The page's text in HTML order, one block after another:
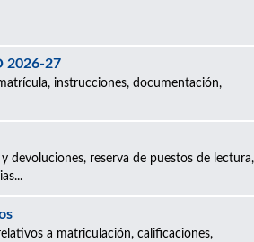
2026-27
instrucciones, documentación,
devoluciones, reserva de puestos de lectura,
a matriculación, calificaciones,